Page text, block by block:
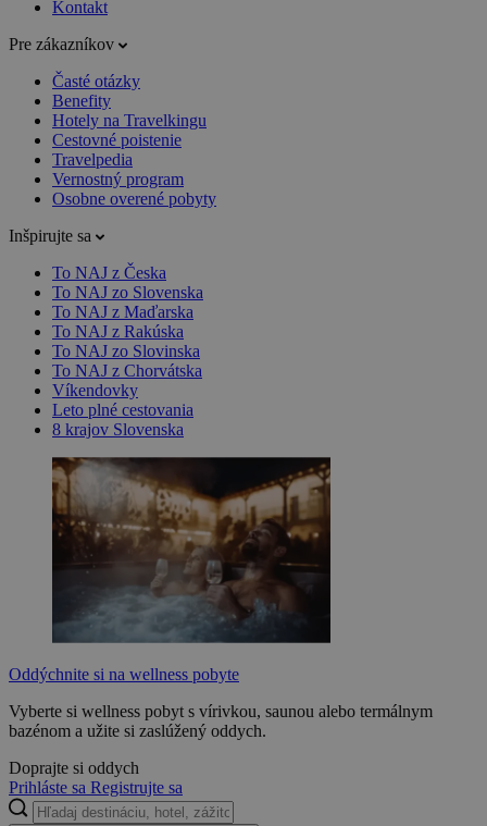
Kontakt
Pre zákazníkov
Časté otázky
Benefity
Hotely na Travelkingu
Cestovné poistenie
Travelpedia
Vernostný program
Osobne overené pobyty
Inšpirujte sa
To NAJ z Česka
To NAJ zo Slovenska
To NAJ z Maďarska
To NAJ z Rakúska
To NAJ zo Slovinska
To NAJ z Chorvátska
Víkendovky
Leto plné cestovania
8 krajov Slovenska
Oddýchnite si na wellness pobyte
Vyberte si wellness pobyt s vírivkou, saunou alebo termálnym
bazénom a užite si zaslúžený oddych.
Doprajte si oddych
Prihláste sa Registrujte sa